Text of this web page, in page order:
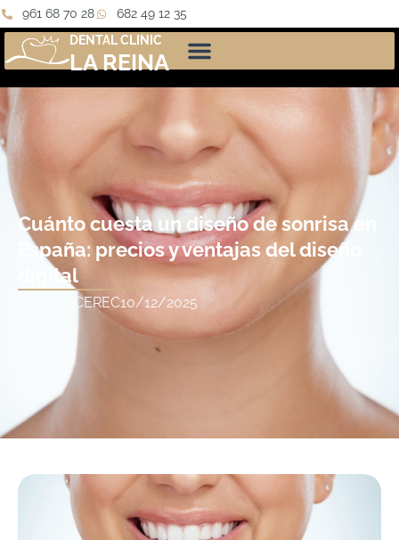
961 68 70 28
682 49 12 35
DENTAL CLINIC
LA REINA
Cuánto cuesta un diseño de sonrisa en
España: precios y ventajas del diseño
digital
Sistema CEREC10/12/2025